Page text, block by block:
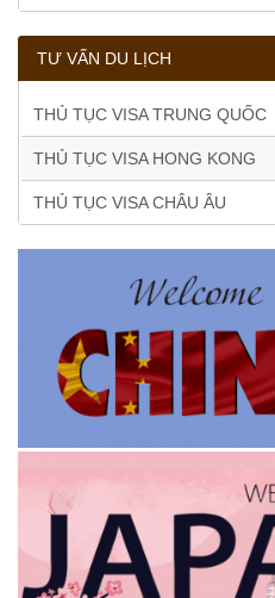
TƯ VẤN DU LỊCH
THỦ TỤC VISA TRUNG QUỐC
THỦ TỤC VISA HONG KONG
THỦ TỤC VISA CHÂU ÂU